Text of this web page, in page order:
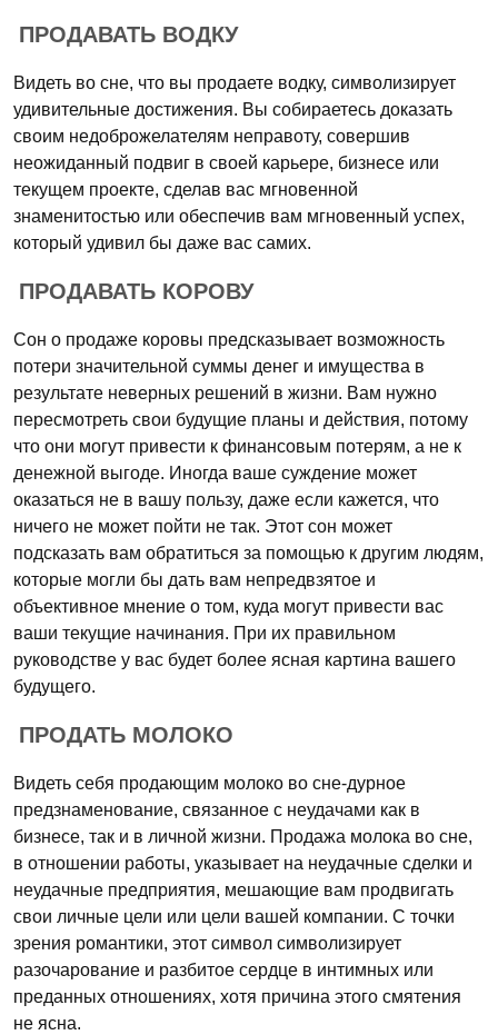
ПРОДАВАТЬ ВОДКУ
Видеть во сне, что вы продаете водку, символизирует
удивительные достижения. Вы собираетесь доказать
своим недоброжелателям неправоту, совершив
неожиданный подвиг в своей карьере, бизнесе или
текущем проекте, сделав вас мгновенной
знаменитостью или обеспечив вам мгновенный успех,
который удивил бы даже вас самих.
ПРОДАВАТЬ КОРОВУ
Сон о продаже коровы предсказывает возможность
потери значительной суммы денег и имущества в
результате неверных решений в жизни. Вам нужно
пересмотреть свои будущие планы и действия, потому
что они могут привести к финансовым потерям, а не к
денежной выгоде. Иногда ваше суждение может
оказаться не в вашу пользу, даже если кажется, что
ничего не может пойти не так. Этот сон может
подсказать вам обратиться за помощью к другим людям,
которые могли бы дать вам непредвзятое и
объективное мнение о том, куда могут привести вас
ваши текущие начинания. При их правильном
руководстве у вас будет более ясная картина вашего
будущего.
ПРОДАТЬ МОЛОКО
Видеть себя продающим молоко во сне-дурное
предзнаменование, связанное с неудачами как в
бизнесе, так и в личной жизни. Продажа молока во сне,
в отношении работы, указывает на неудачные сделки и
неудачные предприятия, мешающие вам продвигать
свои личные цели или цели вашей компании. С точки
зрения романтики, этот символ символизирует
разочарование и разбитое сердце в интимных или
преданных отношениях, хотя причина этого смятения
не ясна.